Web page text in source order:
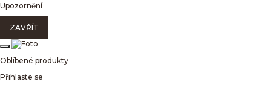
Upozornění
ZAVŘÍT
Oblíbené produkty
Přihlaste se